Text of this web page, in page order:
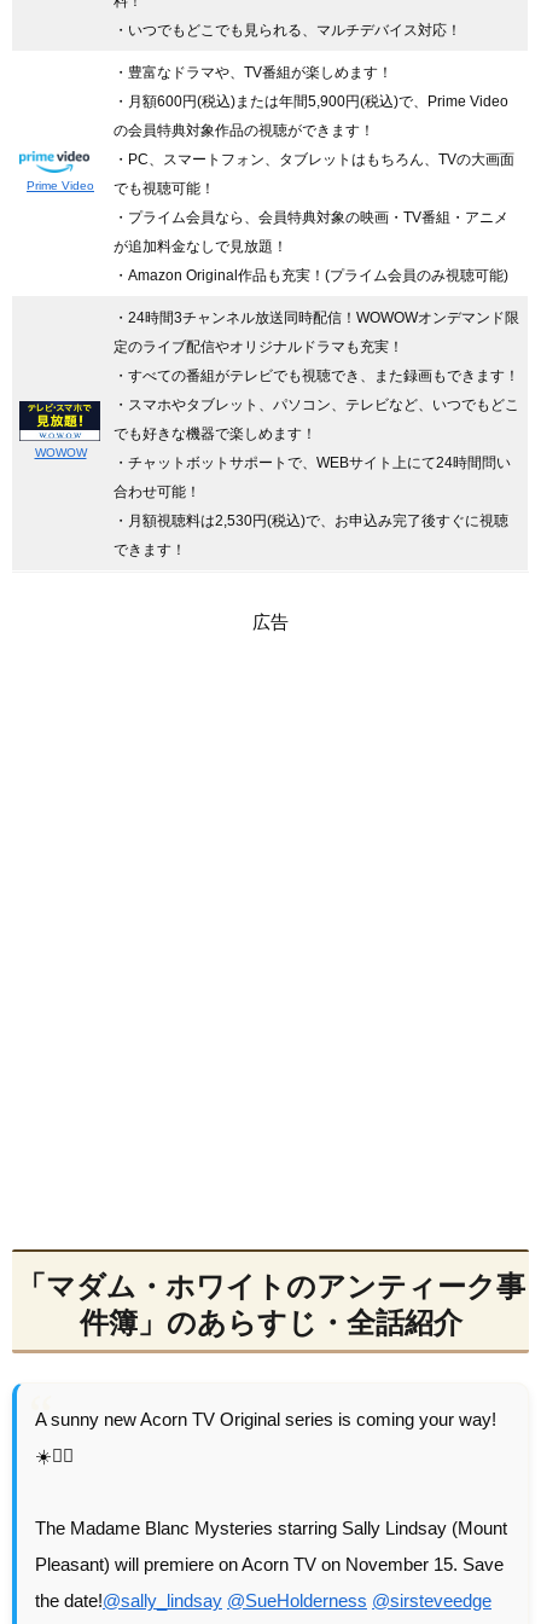
・いつでもどこでも見られる、マルチデバイス対応！
Prime Video
・豊富なドラマや、TV番組が楽しめます！
・月額600円(税込)または年間5,900円(税込)で、Prime Video
の会員特典対象作品の視聴ができます！
・PC、スマートフォン、タブレットはもちろん、TVの大画面
でも視聴可能！
・プライム会員なら、会員特典対象の映画・TV番組・アニメ
が追加料金なしで見放題！
・Amazon Original作品も充実！(プライム会員のみ視聴可能)
WOWOW
・24時間3チャンネル放送同時配信 ！WOWOWオンデマンド限
定のライブ配信やオリジナルドラマも充実！
・すべての番組がテレビでも視聴でき、また録画もできます！
・スマホやタブレット、パソコン、テレビなど、いつでもどこ
でも好きな機器で楽しめます！
・チャットボットサポートで、WEBサイト上にて24時間問い
合わせ可能！
・月額視聴料は2,530円(税込)で、お申込み完了後すぐに視聴
できます！
広告
「マダム・ホワイトのアンティーク事
件簿」のあらすじ・全話紹介
A sunny new Acorn TV Original series is coming your way!
☀️🕵️‍♀️
The Madame Blanc Mysteries starring Sally Lindsay (Mount
Pleasant) will premiere on Acorn TV on November 15. Save
the date!@sally_lindsay @SueHolderness @sirsteveedge